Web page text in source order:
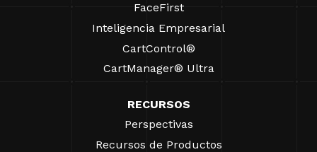
FaceFirst
Inteligencia Empresarial
CartControl®
CartManager® Ultra
RECURSOS
Perspectivas
Recursos de Productos